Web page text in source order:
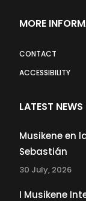
MORE
CONTACT
ACCESSIBILITY
LATEST NEWS
Musikene en
Sebastián
30 July, 2026
I Musikene